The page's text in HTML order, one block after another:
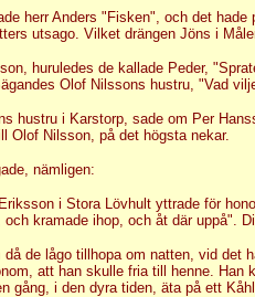
herr Anders "Fisken", och det
utsago. Vilket drängen Jöns i
huruledes de kallade Peder,
Olof Nilssons hustru, "Vad
hustru i Karstorp, sade om Per
Olof Nilsson, på det högsta nekar.
nämligen:
i Stora Lövhult yttrade för
kramade ihop, och åt där uppå".
de lågo tillhopa om natten, vid
att han skulle fria till henne.
gång, i den dyra tiden, äta på ett